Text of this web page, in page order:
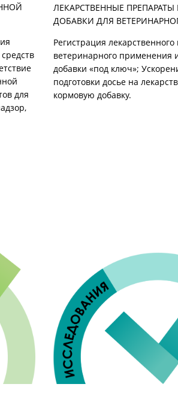
для
ЛЕКАРСТВЕННЫЕ
ДОБАВКИ ДЛЯ
Регистрация
ветеринарного применения
добавки «под ключ»;
подготовки досье на
кормовую добавку.